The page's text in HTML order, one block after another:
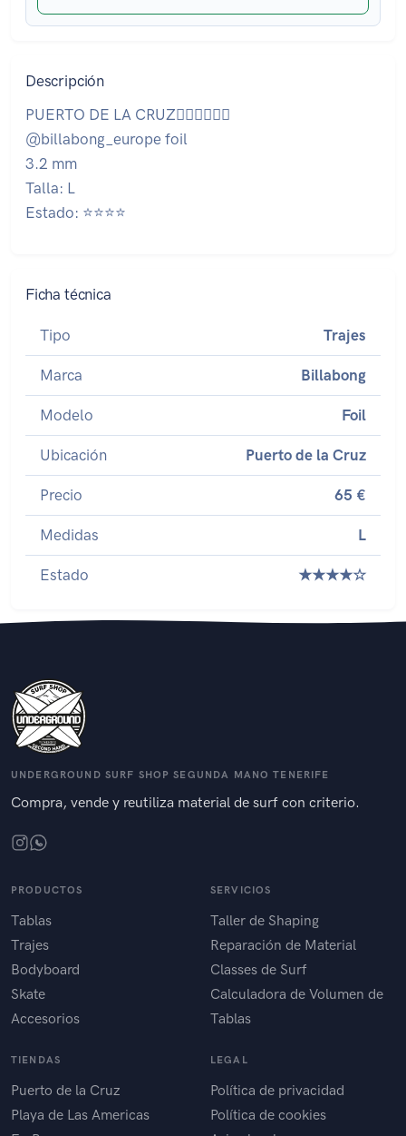
Descripción
PUERTO DE LA CRUZ🏄🏽‍♂️🏄🏽‍♂️
@billabong_europe foil
3.2 mm
Talla: L
Estado: ⭐⭐⭐⭐
Ficha técnica
Tipo Trajes
Marca Billabong
Modelo Foil
Ubicación Puerto de la Cruz
Precio 65 €
Medidas L
Estado ★★★★☆
UNDERGROUND SURF SHOP SEGUNDA MANO TENERIFE
Compra, vende y reutiliza material de surf con criterio.
PRODUCTOS
Tablas
Trajes
Bodyboard
Skate
Accesorios
SERVICIOS
Taller de Shaping
Reparación de Material
Classes de Surf
Calculadora de Volumen de
Tablas
TIENDAS
Puerto de la Cruz
Playa de Las Americas
LEGAL
Política de privacidad
Política de cookies